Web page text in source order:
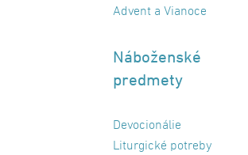
Advent a Vianoce
Náboženské
predmety
Devocionálie
Liturgické potreby